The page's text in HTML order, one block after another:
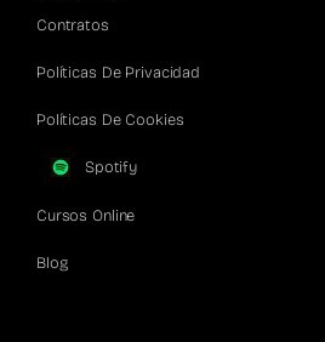
Contratos
Políticas De Privacidad
Políticas De Cookies
Spotify
Cursos Online
Blog